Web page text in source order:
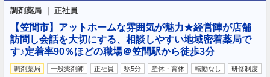
調剤薬局 ｜ 正社員
【笠間市】アットホームな雰囲気が魅力★経営陣が店舗
訪問し会話を大切にする、相談しやすい地域密着薬局で
す♪定着率90％ほどの職場＠笠間駅から徒歩3分
調剤薬局 一般薬剤師 正社員 駅5分 産休・育休 転勤なし
研修制度